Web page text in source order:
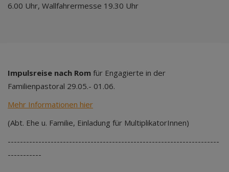
6.00 Uhr, Wallfahrermesse 19.30 Uhr
Impulsreise nach Rom für Engagierte in der
Familienpastoral 29.05.- 01.06.
Mehr Informationen hier
(Abt. Ehe u. Familie, Einladung für MultiplikatorInnen)
---------------------------------------------------------------------
-----------